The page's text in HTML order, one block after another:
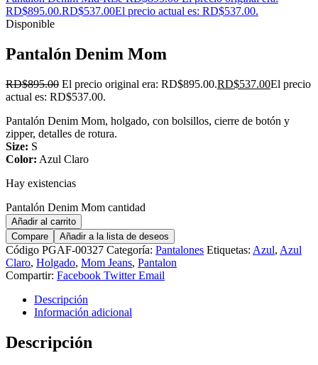
RD$895.00.RD$537.00El precio actual es: RD$537.00.
Disponible
Pantalón Denim Mom
RD$895.00 El precio original era: RD$895.00.RD$537.00El precio
actual es: RD$537.00.
Pantalón Denim Mom, holgado, con bolsillos, cierre de botón y
zipper, detalles de rotura.
Size: S
Color: Azul Claro
Hay existencias
Pantalón Denim Mom cantidad
Añadir al carrito
Compare
Añadir a la lista de deseos
Código PGAF-00327 Categoría: Pantalones Etiquetas: Azul, Azul
Claro, Holgado, Mom Jeans, Pantalon
Compartir: Facebook Twitter Email
Descripción
Información adicional
Descripción